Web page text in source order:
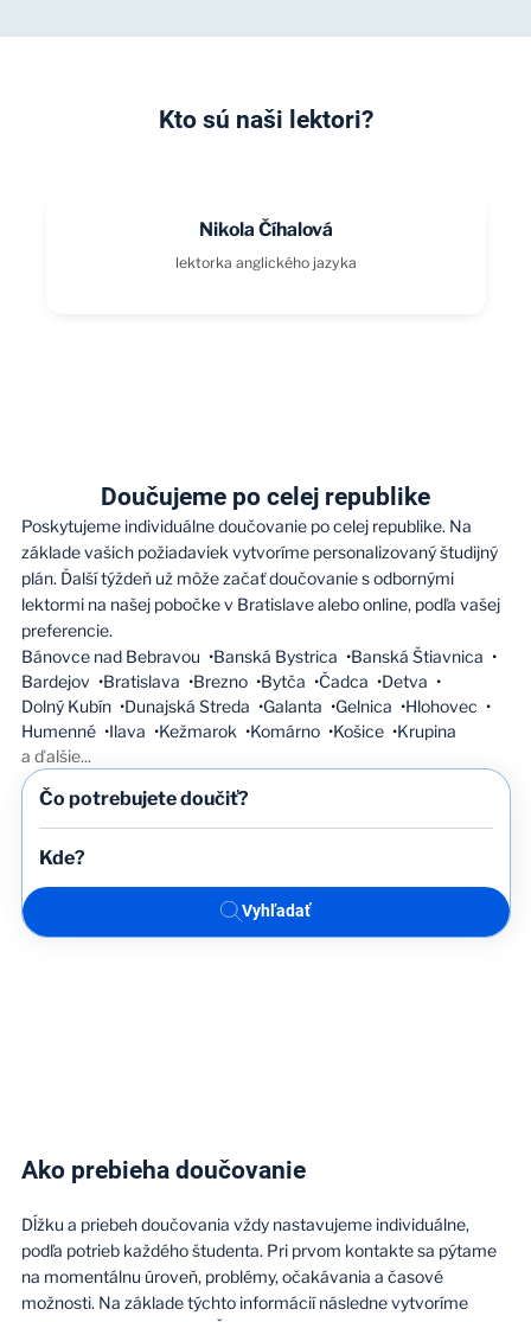
Kto sú naši lektori?
Nikola Číhalová
lektorka anglického jazyka
Doučujeme po celej republike
Poskytujeme individuálne doučovanie po celej republike. Na
základe vašich požiadaviek vytvoríme personalizovaný študijný
plán. Ďalší týždeň už môže začať doučovanie s odbornými
lektormi na našej pobočke v Bratislave alebo online, podľa vašej
preferencie.
Bánovce nad Bebravou
Banská Bystrica
Banská Štiavnica
Bardejov
Bratislava Brezno Bytča Čadca
Detva
Dolný Kubín
Dunajská Streda Galanta Gelnica
Hlohovec
Humenné
Ilava Kežmarok Komárno Košice
Krupina
a ďalšie...
Vyhľadať
Ako prebieha doučovanie
Dĺžku a priebeh doučovania vždy nastavujeme individuálne,
podľa potrieb každého študenta. Pri prvom kontakte sa pýtame
na momentálnu úroveň, problémy, očakávania a časové
možnosti. Na základe týchto informácií následne vytvoríme